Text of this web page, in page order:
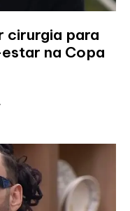
cirurgia para
na Copa